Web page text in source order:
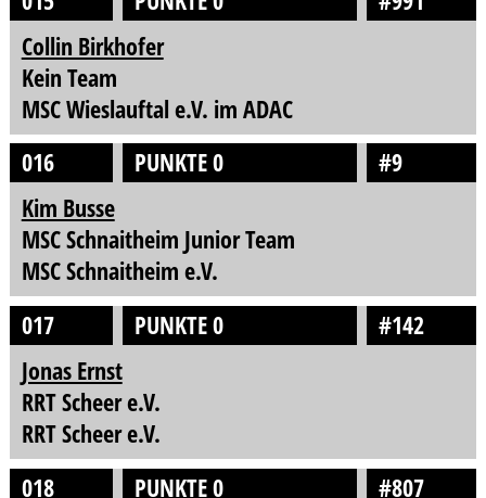
Collin Birkhofer
Kein Team
MSC Wieslauftal e.V. im ADAC
016
PUNKTE 0
#9
Kim Busse
MSC Schnaitheim Junior Team
MSC Schnaitheim e.V.
017
PUNKTE 0
#142
Jonas Ernst
RRT Scheer e.V.
RRT Scheer e.V.
018
PUNKTE 0 #807